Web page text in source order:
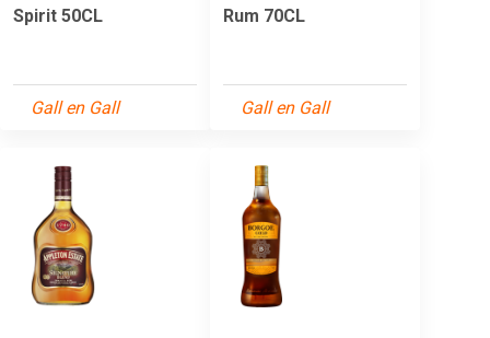
Spirit 50CL
Gall en Gall
Rum 70CL
Gall en Gall